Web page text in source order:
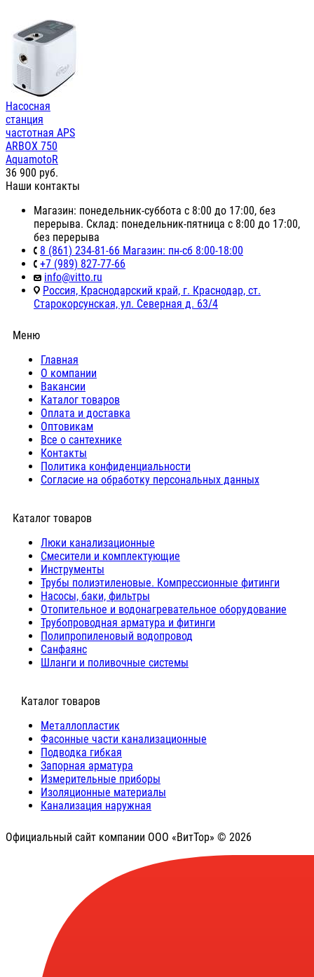
Насосная
станция
частотная APS
ARBOX 750
AquamotoR
36 900 руб.
Наши контакты
Магазин: понедельник-суббота с 8:00 до 17:00, без
перерыва. Склад: понедельник-пятница с 8:00 до 17:00,
без перерыва
8 (861) 234-81-66 Магазин: пн-сб 8:00-18:00
+7 (989) 827-77-66
info@vitto.ru
Россия, Краснодарский край, г. Краснодар, ст.
Старокорсунская, ул. Северная д. 63/4
Меню
Главная
О компании
Вакансии
Каталог товаров
Оплата и доставка
Оптовикам
Все о сантехнике
Контакты
Политика конфиденциальности
Согласие на обработку персональных данных
Каталог товаров
Люки канализационные
Cмесители и комплектующие
Инструменты
Трубы полиэтиленовые. Компрессионные фитинги
Насосы, баки, фильтры
Отопительное и водонагревательное оборудование
Трубопроводная арматура и фитинги
Полипропиленовый водопровод
Санфаянс
Шланги и поливочные системы
⠀Каталог товаров
Металлопластик
Фасонные части канализационные
Подводка гибкая
Запорная арматура
Измерительные приборы
Изоляционные материалы
Канализация наружная
Официальный сайт компании ООО «ВитТор» © 2026